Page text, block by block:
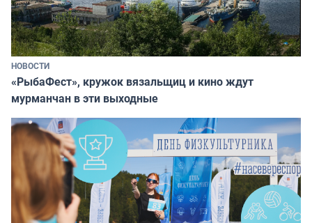
НОВОСТИ
«РыбаФест», кружок вязальщиц и кино ждут
мурманчан в эти выходные